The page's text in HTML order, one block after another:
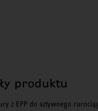
produktu
z EPP do sztywnego